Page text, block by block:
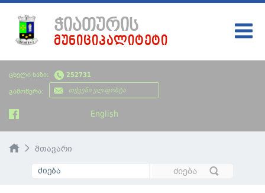
ცხელი ხაზი: 252731
გამოწერა:
English
ᲭᲘᲐᲗᲣᲠᲘᲡ
ᲛᲣᲜᲘᲪᲘᲞᲐᲚᲘᲢᲔᲢᲘ
ᲛᲗᲐᲕᲐᲠᲘ
ᲩᲔᲛᲘ ᲥᲐᲚᲐᲥᲘ
ᲮᲔᲚᲘᲡᲣᲤᲚᲔᲑᲐ
ᲡᲘᲐᲮᲚᲔᲔᲑᲘ
მთავარი